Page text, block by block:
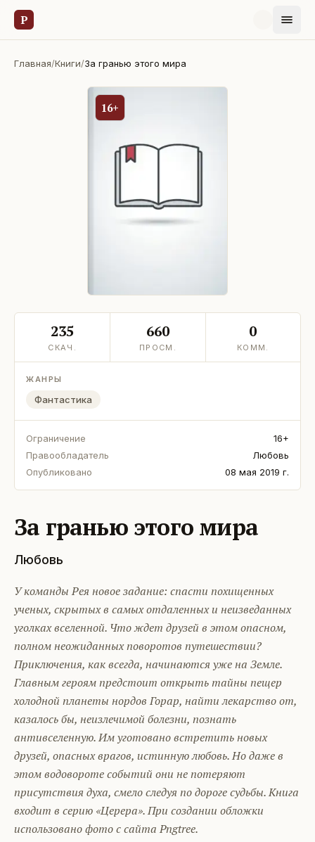
Р
Главная/Книги/За гранью этого мира
16+
235
СКАЧ.
660
ПРОСМ.
0
КОММ.
ЖАНРЫ
Фантастика
Ограничение
16+
Правообладатель
Любовь
Опубликовано
08 мая 2019 г.
За гранью этого мира
Любовь
У команды Рея новое задание: спасти похищенных
ученых, скрытых в самых отдаленных и неизведанных
уголках вселенной. Что ждет друзей в этом опасном,
полном неожиданных поворотов путешествии?
Приключения, как всегда, начинаются уже на Земле.
Главным героям предстоит открыть тайны пещер
холодной планеты нордов Горар, найти лекарство от,
казалось бы, неизлечимой болезни, познать
антивселенную. Им уготовано встретить новых
друзей, опасных врагов, истинную любовь. Но даже в
этом водовороте событий они не потеряют
присутствия духа, смело следуя по дороге судьбы. Книга
входит в серию «Церера». При создании обложки
использовано фото с сайта Pngtree.